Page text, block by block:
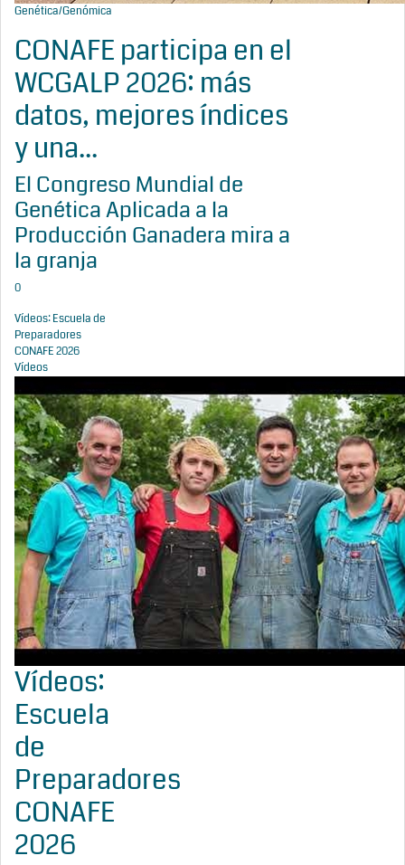
Genética/Genómica
CONAFE participa en el
WCGALP 2026: más
datos, mejores índices
y una...
El Congreso Mundial de
Genética Aplicada a la
Producción Ganadera mira a
la granja
0
Vídeos: Escuela de
Preparadores
CONAFE 2026
Vídeos
Vídeos:
Escuela
de
Preparadores
CONAFE
2026